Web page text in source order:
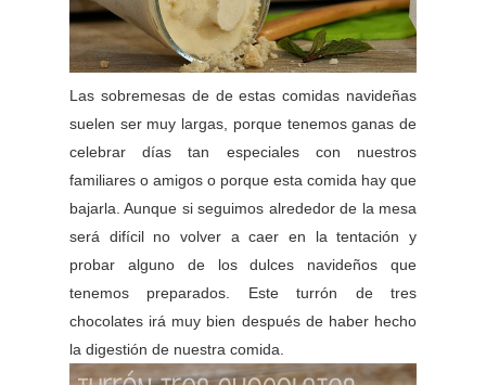
Las sobremesas de de estas comidas navideñas
suelen ser muy largas, porque tenemos ganas de
celebrar días tan especiales con nuestros
familiares o amigos o porque esta comida hay que
bajarla. Aunque si seguimos alrededor de la mesa
será difícil no volver a caer en la tentación y
probar alguno de los dulces navideños que
tenemos preparados. Este turrón de tres
chocolates irá muy bien después de haber hecho
la digestión de nuestra comida.